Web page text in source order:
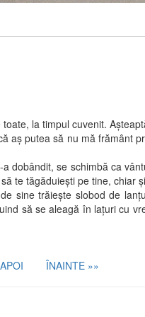
la timpul cuvenit.
să nu mă frământ
se schimbă ca
te tăgăduieşti pe tine, chiar
trăieşte slobod de
să se aleagă în laţuri cu
ÎNAINTE »»